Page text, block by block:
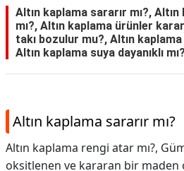
Altın kaplama sararır mı?,
mı?, Altın kaplama ürünler
takı bozulur mu?, Altın
Altın kaplama suya dayanıklı mı?
Altın kaplama sararır mı?
Altın kaplama rengi atar mı?,
oksitlenen ve kararan bir